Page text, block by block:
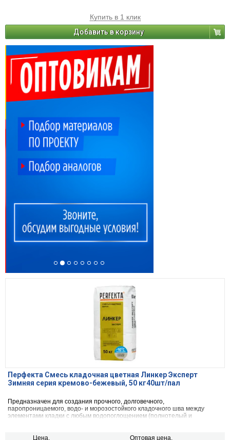
Купить в 1 клик
Добавить в корзину
Перфекта Смесь кладочная цветная Линкер Эксперт
Зимняя серия кремово-бежевый, 50 кг40шт/пал
Предназначен для создания прочного, долговечного,
паропроницаемого, водо- и морозостойкого кладочного шва между
элементами кладки с любым водопоглощением (полнотелый и
натурального камня) с одновременной декоративной расшивкой швов
Цена, Оптовая цена,